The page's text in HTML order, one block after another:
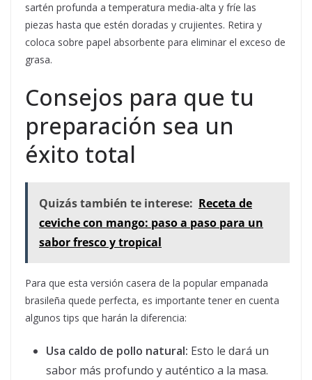
sartén profunda a temperatura media-alta y fríe las
piezas hasta que estén doradas y crujientes. Retira y
coloca sobre papel absorbente para eliminar el exceso de
grasa.
Consejos para que tu
preparación sea un
éxito total
Quizás también te interese: Receta de
ceviche con mango: paso a paso para un
sabor fresco y tropical
Para que esta versión casera de la popular empanada
brasileña quede perfecta, es importante tener en cuenta
algunos tips que harán la diferencia:
Usa caldo de pollo natural: Esto le dará un
sabor más profundo y auténtico a la masa.